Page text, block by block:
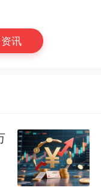
讯